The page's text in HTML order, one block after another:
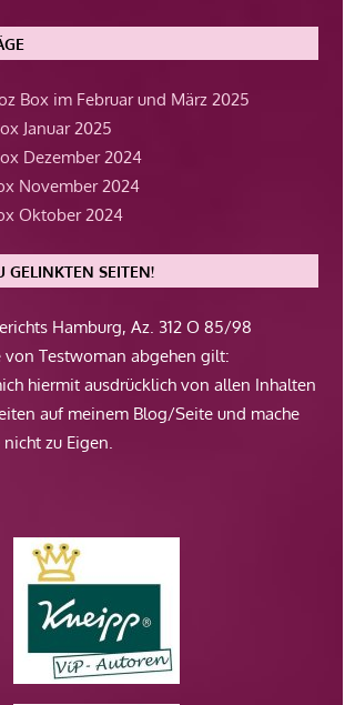
Box im Februar und März 2025
Januar 2025
Dezember 2024
November 2024
Oktober 2024
GELINKTEN SEITEN!
Hamburg, Az. 312 O 85/98
von Testwoman abgehen gilt:
hiermit ausdrücklich von allen Inhalten
auf meinem Blog/Seite und mache
zu Eigen.